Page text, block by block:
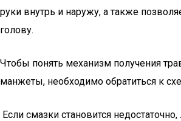
руки внутрь и наружу, а также
голову.
Чтобы понять механизм получения
манжеты, необходимо обратиться к
Если смазки становится